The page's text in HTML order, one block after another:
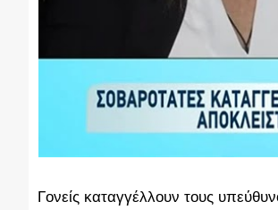
Γονείς καταγγέλλουν τους